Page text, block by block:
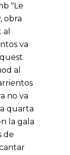
"Le
obra
va
al
no va
quarta
la gala
de